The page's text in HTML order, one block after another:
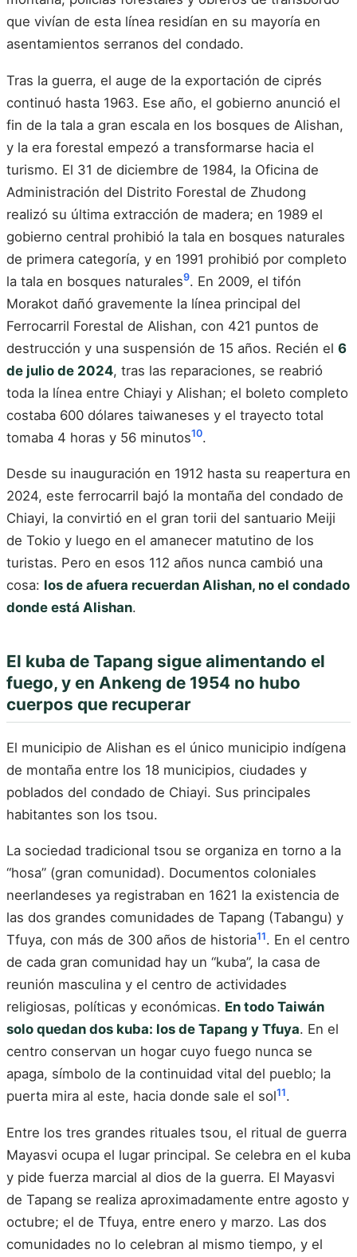
que vivían de esta línea residían en su mayoría en
asentamientos serranos del condado.
Tras la guerra, el auge de la exportación de ciprés
continuó hasta 1963. Ese año, el gobierno anunció el
fin de la tala a gran escala en los bosques de Alishan,
y la era forestal empezó a transformarse hacia el
turismo. El 31 de diciembre de 1984, la Oficina de
Administración del Distrito Forestal de Zhudong
realizó su última extracción de madera; en 1989 el
gobierno central prohibió la tala en bosques naturales
de primera categoría, y en 1991 prohibió por completo
la tala en bosques naturales9. En 2009, el tifón
Morakot dañó gravemente la línea principal del
Ferrocarril Forestal de Alishan, con 421 puntos de
destrucción y una suspensión de 15 años. Recién el 6
de julio de 2024, tras las reparaciones, se reabrió
toda la línea entre Chiayi y Alishan; el boleto completo
costaba 600 dólares taiwaneses y el trayecto total
tomaba 4 horas y 56 minutos10.
Desde su inauguración en 1912 hasta su reapertura en
2024, este ferrocarril bajó la montaña del condado de
Chiayi, la convirtió en el gran torii del santuario Meiji
de Tokio y luego en el amanecer matutino de los
turistas. Pero en esos 112 años nunca cambió una
cosa: los de afuera recuerdan Alishan, no el condado
donde está Alishan.
El kuba de Tapang sigue alimentando el
fuego, y en Ankeng de 1954 no hubo
cuerpos que recuperar
El municipio de Alishan es el único municipio indígena
de montaña entre los 18 municipios, ciudades y
poblados del condado de Chiayi. Sus principales
habitantes son los tsou.
La sociedad tradicional tsou se organiza en torno a la
“hosa” (gran comunidad). Documentos coloniales
neerlandeses ya registraban en 1621 la existencia de
las dos grandes comunidades de Tapang (Tabangu) y
Tfuya, con más de 300 años de historia11. En el centro
de cada gran comunidad hay un “kuba”, la casa de
reunión masculina y el centro de actividades
religiosas, políticas y económicas. En todo Taiwán
solo quedan dos kuba: los de Tapang y Tfuya. En el
centro conservan un hogar cuyo fuego nunca se
apaga, símbolo de la continuidad vital del pueblo; la
puerta mira al este, hacia donde sale el sol11.
Entre los tres grandes rituales tsou, el ritual de guerra
Mayasvi ocupa el lugar principal. Se celebra en el kuba
y pide fuerza marcial al dios de la guerra. El Mayasvi
de Tapang se realiza aproximadamente entre agosto y
octubre; el de Tfuya, entre enero y marzo. Las dos
comunidades no lo celebran al mismo tiempo, y el